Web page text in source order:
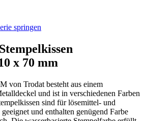
springen
x 70 mm
von Trodat besteht aus einem
und ist in verschiedenen Farben
sind für lösemittel- und
und enthalten genügend Farbe